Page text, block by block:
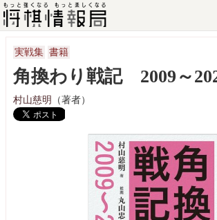
実戦集 書籍
角換わり戦記 2009～
村山慈明 （著者）